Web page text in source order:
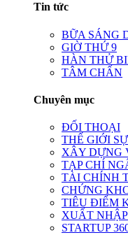
Tin tức
BỮA SÁNG
GIỜ THỨ 9
HÀN THỬ
TÂM CHẤN
Chuyên mục
ĐỐI THOẠI
THẾ GIỚI
XÂY DỰNG
TẠP CHÍ
TÀI CHÍNH
CHỨNG
TIÊU ĐIỂM
XUẤT
STARTUP